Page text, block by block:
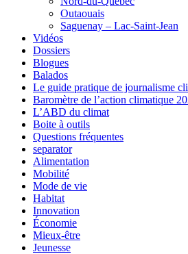
Outaouais
Saguenay – Lac-Saint-Jean
Vidéos
Dossiers
Blogues
Balados
Le guide pratique de journalisme
Baromètre de l’action climatique
L’ABD du climat
Boite à outils
Questions fréquentes
separator
Alimentation
Mobilité
Mode de vie
Habitat
Innovation
Économie
Mieux-être
Jeunesse